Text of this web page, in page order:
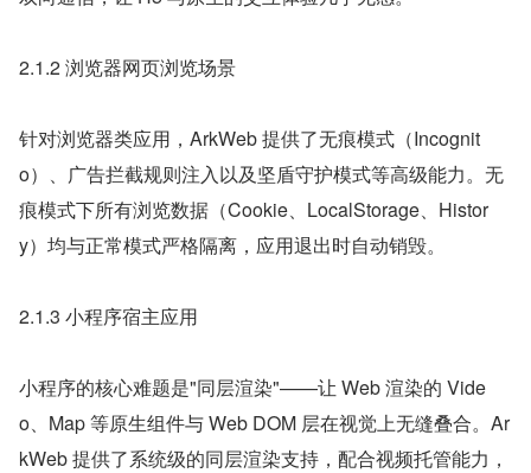
2.1.2 浏览器网页浏览场景
针对浏览器类应用，ArkWeb 提供了无痕模式（Incognit
o）、广告拦截规则注入以及坚盾守护模式等高级能力。无
痕模式下所有浏览数据（Cookie、LocalStorage、Histor
y）均与正常模式严格隔离，应用退出时自动销毁。
2.1.3 小程序宿主应用
小程序的核心难题是"同层渲染"——让 Web 渲染的 Vide
o、Map 等原生组件与 Web DOM 层在视觉上无缝叠合。Ar
kWeb 提供了系统级的同层渲染支持，配合视频托管能力，